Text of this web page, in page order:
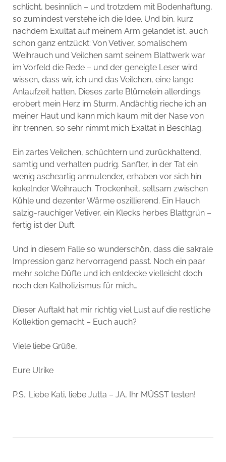
schlicht, besinnlich – und trotzdem mit Bodenhaftung,
so zumindest verstehe ich die Idee. Und bin, kurz
nachdem Exultat auf meinem Arm gelandet ist, auch
schon ganz entzückt: Von Vetiver, somalischem
Weihrauch und Veilchen samt seinem Blattwerk war
im Vorfeld die Rede – und der geneigte Leser wird
wissen, dass wir, ich und das Veilchen, eine lange
Anlaufzeit hatten. Dieses zarte Blümelein allerdings
erobert mein Herz im Sturm. Andächtig rieche ich an
meiner Haut und kann mich kaum mit der Nase von
ihr trennen, so sehr nimmt mich Exaltat in Beschlag.
Ein zartes Veilchen, schüchtern und zurückhaltend,
samtig und verhalten pudrig. Sanfter, in der Tat ein
wenig ascheartig anmutender, erhaben vor sich hin
kokelnder Weihrauch. Trockenheit, seltsam zwischen
Kühle und dezenter Wärme oszillierend. Ein Hauch
salzig-rauchiger Vetiver, ein Klecks herbes Blattgrün –
fertig ist der Duft.
Und in diesem Falle so wunderschön, dass die sakrale
Impression ganz hervorragend passt. Noch ein paar
mehr solche Düfte und ich entdecke vielleicht doch
noch den Katholizismus für mich…
Dieser Auftakt hat mir richtig viel Lust auf die restliche
Kollektion gemacht – Euch auch?
Viele liebe Grüße,
Eure Ulrike
P.S.: Liebe Kati, liebe Jutta – JA, Ihr MÜSST testen!